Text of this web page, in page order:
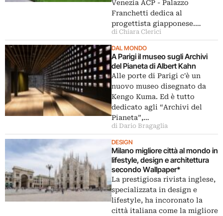
Venezia ACP - Palazzo
Franchetti dedica al
progettista giapponese.…
di Chiara Clerici
DAL MONDO
A Parigi il museo sugli Archivi
del Pianeta di Albert Kahn
Alle porte di Parigi c'è un
nuovo museo disegnato da
Kengo Kuma. Ed è tutto
dedicato agli “Archivi del
Pianeta”,…
di Dario Bragaglia
DESIGN
Milano migliore città al mondo in
lifestyle, design e architettura
secondo Wallpaper*
La prestigiosa rivista inglese,
specializzata in design e
lifestyle, ha incoronato la
città italiana come la migliore